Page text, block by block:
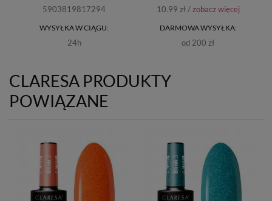
5903819817294
WYSYŁKA W CIĄGU:
24h
10.99 zł /zobacz więcej
DARMOWA WYSYŁKA:
od 200 zł
CLARESA PRODUKTY
POWIĄZANE